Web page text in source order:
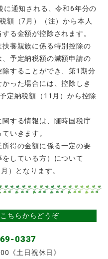
に通知される、令和6年分の
額（7月）（注）から本人
る金額が控除されます。
養親族に係る特別控除の
予定納税額の減額申請の
することができ、第1期分
った場合には、控除しき
定納税額（11月）から控除
する情報は、随時国税庁
いきます。
所得の金額に係る一定の要
している方）について
）となります。
ちらからどうぞ
0337
《土日祝休日》